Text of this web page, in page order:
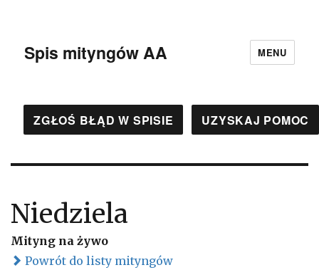
Spis mityngów AA MENU
ZGŁOŚ BŁĄD W SPISIE UZYSKAJ POMOC
Niedziela
Mityng na żywo
Powrót do listy mityngów